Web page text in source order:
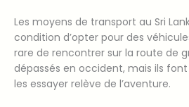
Les moyens de transport au Sri
condition d’opter pour des
rare de rencontrer sur la route de
dépassés en occident, mais ils
les essayer relève de l’aventure.